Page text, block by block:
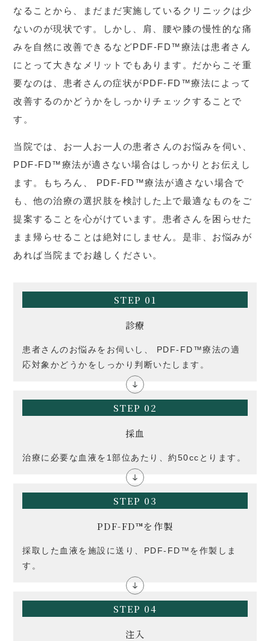
なることから、まだまだ実施しているクリニックは少
ないのが現状です。しかし、肩、腰や膝の慢性的な痛
みを自然に改善できるなどPDF-FD™療法は患者さん
にとって大きなメリットでもあります。だからこそ重
要なのは、患者さんの症状がPDF-FD™療法によって
改善するのかどうかをしっかりチェックすることで
す。
当院では、お一人お一人の患者さんのお悩みを伺い、
PDF-FD™療法が適さない場合はしっかりとお伝えし
ます。もちろん、 PDF-FD™療法が適さない場合で
も、他の治療の選択肢を検討した上で最適なものをご
提案することを心がけています。患者さんを困らせた
まま帰らせることは絶対にしません。是非、お悩みが
あれば当院までお越しください。
STEP 01
診療
患者さんのお悩みをお伺いし、 PDF-FD™療法の適
応対象かどうかをしっかり判断いたします。
STEP 02
採血
治療に必要な血液を1部位あたり、約50ccとります。
STEP 03
PDF-FD™を作製
採取した血液を施設に送り、PDF-FD™を作製しま
す。
STEP 04
注入